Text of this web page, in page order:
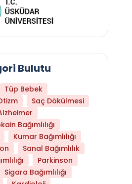
Testi Yaptırmanız
Bulutu
Tüp Bebek
Saç Dökülmesi
Bağımlılığı
Kumar Bağımlılığı
Sanal Bağımlılık
Parkinson
Sigara Bağımlılığı